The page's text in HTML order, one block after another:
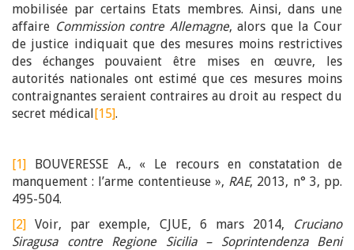
mobilisée par certains Etats membres. Ainsi, dans une
affaire Commission contre Allemagne, alors que la Cour
de justice indiquait que des mesures moins restrictives
des échanges pouvaient être mises en œuvre, les
autorités nationales ont estimé que ces mesures moins
contraignantes seraient contraires au droit au respect du
secret médical[15].
[1] BOUVERESSE A., « Le recours en constatation de
manquement : l’arme contentieuse », RAE, 2013, n° 3, pp.
495-504.
[2] Voir, par exemple, CJUE, 6 mars 2014,
Cruciano
Siragusa contre Regione Sicilia – Soprintendenza Beni